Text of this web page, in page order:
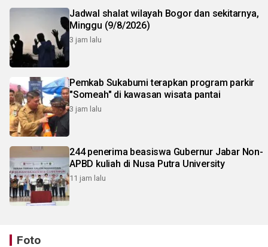
Jadwal shalat wilayah Bogor dan sekitarnya,
Minggu (9/8/2026)
3 jam lalu
Pemkab Sukabumi terapkan program parkir
"Someah" di kawasan wisata pantai
3 jam lalu
244 penerima beasiswa Gubernur Jabar Non-
APBD kuliah di Nusa Putra University
11 jam lalu
Foto